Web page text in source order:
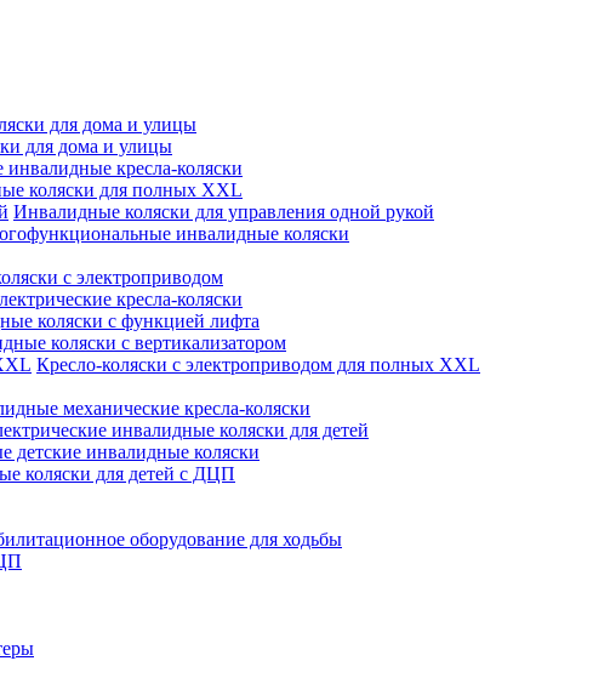
для дома и улицы
для дома и улицы
кресла-коляски
коляски для полных XXL
Инвалидные коляски для управления одной рукой
инвалидные коляски
с электроприводом
кресла-коляски
коляски с функцией лифта
коляски с вертикализатором
Кресло-коляски с электроприводом для полных XXL
механические кресла-коляски
инвалидные коляски для детей
детские инвалидные коляски
коляски для детей с ДЦП
оборудование для ходьбы